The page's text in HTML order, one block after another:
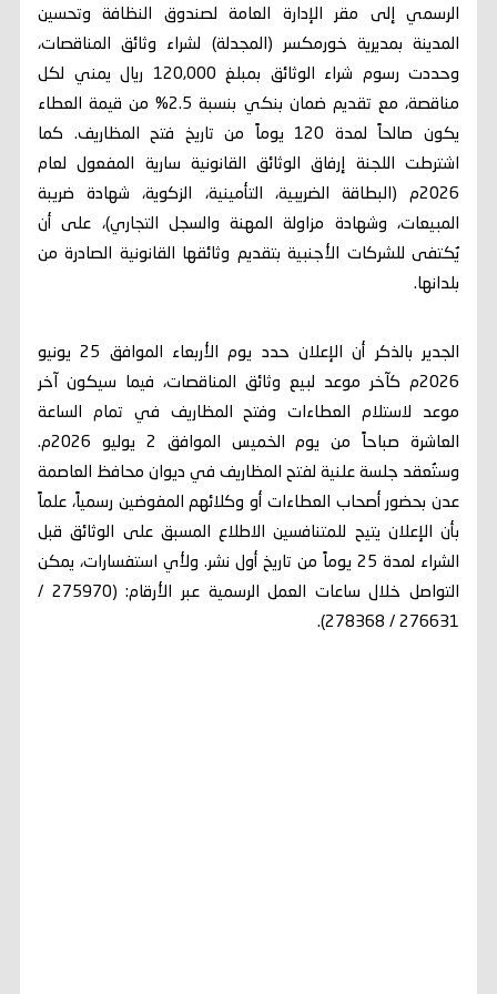
الرسمي إلى مقر الإدارة العامة لصندوق النظافة وتحسين
المدينة بمديرية خورمكسر (المجدلة) لشراء وثائق المناقصات،
وحددت رسوم شراء الوثائق بمبلغ 120,000 ريال يمني لكل
مناقصة، مع تقديم ضمان بنكي بنسبة 2.5% من قيمة العطاء
يكون صالحاً لمدة 120 يوماً من تاريخ فتح المظاريف. كما
اشترطت اللجنة إرفاق الوثائق القانونية سارية المفعول لعام
2026م (البطاقة الضريبية، التأمينية، الزكوية، شهادة ضريبة
المبيعات، وشهادة مزاولة المهنة والسجل التجاري)، على أن
يُكتفى للشركات الأجنبية بتقديم وثائقها القانونية الصادرة من
بلدانها.
الجدير بالذكر أن الإعلان حدد يوم الأربعاء الموافق 25 يونيو
2026م كآخر موعد لبيع وثائق المناقصات، فيما سيكون آخر
موعد لاستلام العطاءات وفتح المظاريف في تمام الساعة
العاشرة صباحاً من يوم الخميس الموافق 2 يوليو 2026م.
وستُعقد جلسة علنية لفتح المظاريف في ديوان محافظ العاصمة
عدن بحضور أصحاب العطاءات أو وكلائهم المفوضين رسمياً، علماً
بأن الإعلان يتيح للمتنافسين الاطلاع المسبق على الوثائق قبل
الشراء لمدة 25 يوماً من تاريخ أول نشر. ولأي استفسارات، يمكن
التواصل خلال ساعات العمل الرسمية عبر الأرقام: (275970 /
276631 / 278368).